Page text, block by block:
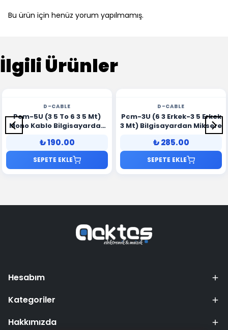
Bu ürün için henüz yorum yapılmamış.
İlgili Ürünler
D-CABLE
Pcm-5U (3 5 To 6 3 5 Mt)
Mono Kablo Bilgisayardan
₺ 190.00
SEPETE EKLE
D-CABLE
Pcm-3U (6 3 Erkek-3 5 Erkek
3 Mt) Bilgisayardan Miksere
₺ 285.00
SEPETE EKLE
Hesabım
Kategoriler
Hakkımızda